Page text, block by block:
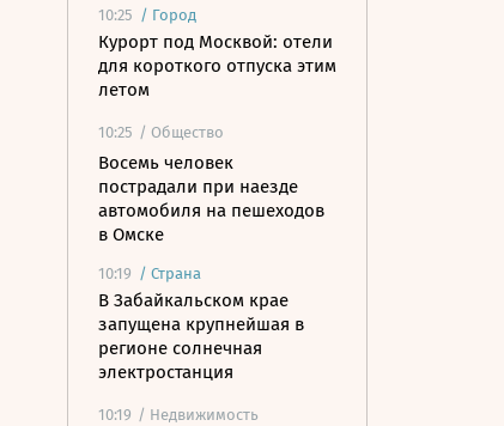
10:25 / Город
Курорт под Москвой: отели
для короткого отпуска этим
летом
10:25 / Общество
Восемь человек
пострадали при наезде
автомобиля на пешеходов
в Омске
10:19 / Страна
В Забайкальском крае
запущена крупнейшая в
регионе солнечная
электростанция
10:19 / Недвижимость